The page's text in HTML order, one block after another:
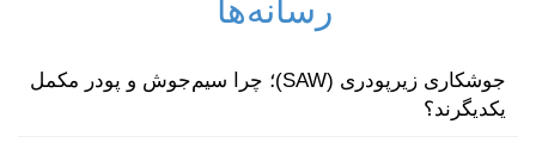
رسانه‌ها
جوشکاری زیرپودری (SAW)؛ چرا سیم‌جوش و پودر مکمل
یکدیگرند؟